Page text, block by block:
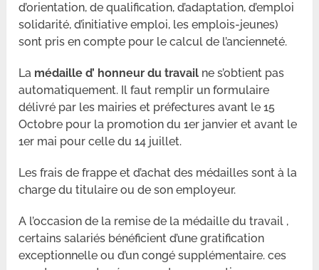
d’orientation, de qualification, d’adaptation, d’emploi
solidarité, d’initiative emploi, les emplois-jeunes)
sont pris en compte pour le calcul de l’ancienneté.
La médaille d’ honneur du travail ne s’obtient pas
automatiquement. Il faut remplir un formulaire
délivré par les mairies et préfectures avant le 15
Octobre pour la promotion du 1er janvier et avant le
1er mai pour celle du 14 juillet.
Les frais de frappe et d’achat des médailles sont à la
charge du titulaire ou de son employeur.
A l’occasion de la remise de la médaille du travail ,
certains salariés bénéficient d’une gratification
exceptionnelle ou d’un congé supplémentaire. ces